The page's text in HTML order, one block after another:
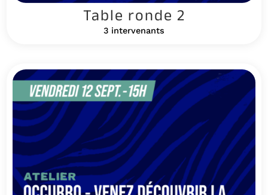
Table ronde 2
3 intervenants